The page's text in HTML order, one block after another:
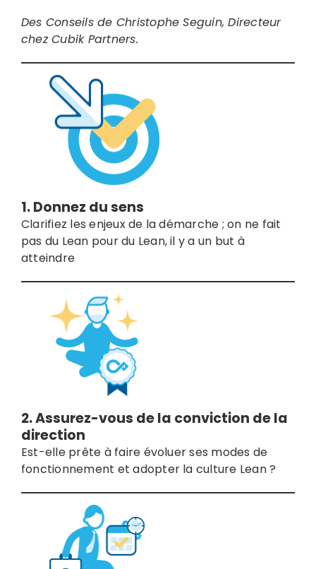
Des Conseils de Christophe Seguin, Directeur
chez Cubik Partners.
1. Donnez du sens
Clarifiez les enjeux de la démarche ; on ne fait
pas du Lean pour du Lean, il y a un but à
atteindre
2. Assurez-vous de la conviction de la
direction
Est-elle prête à faire évoluer ses modes de
fonctionnement et adopter la culture Lean ?